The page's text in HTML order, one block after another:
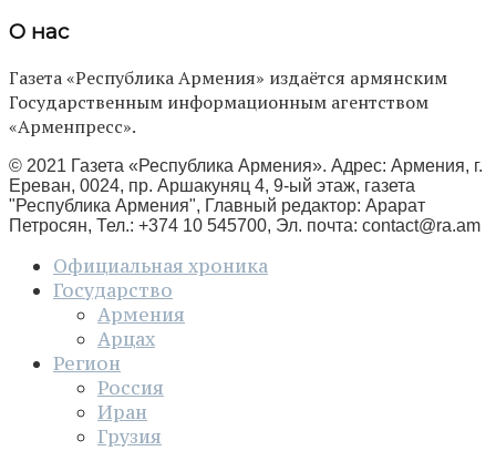
О нас
Газета «Республика Армения» издаётся армянским
Государственным информационным агентством
«Арменпресс».
© 2021 Газета «Республика Армения». Адрес: Армения, г.
Ереван, 0024, пр. Аршакуняц 4, 9-ый этаж, газета
"Республика Армения", Главный редактор: Арарат
Петросян, Тел.: +374 10 545700, Эл. почта: contact@ra.am
Официальная хроника
Государство
Армения
Арцах
Регион
Россия
Иран
Грузия